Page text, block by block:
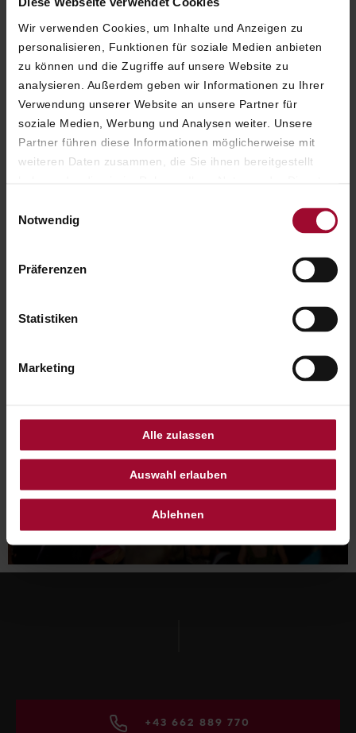
Wir verwenden Cookies, um Inhalte und Anzeigen zu
personalisieren, Funktionen für soziale Medien anbieten
zu können und die Zugriffe auf unsere Website zu
analysieren. Außerdem geben wir Informationen zu Ihrer
Verwendung unserer Website an unsere Partner für
soziale Medien, Werbung und Analysen weiter. Unsere
Partner führen diese Informationen möglicherweise mit
weiteren Daten zusammen, die Sie ihnen bereitgestellt
unsererDatenschutzerklärung
Notwendig
Präferenzen
Statistiken
Marketing
Alle zulassen
Auswahl erlauben
Ablehnen
DIE SCHÖNSTEN
VERANSTALTUNGEN IN
SALZBURG
+43 662 889 770